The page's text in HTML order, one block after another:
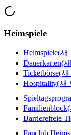
Heimspiele
Heimspiele(새
Dauerkarten(
Ticketbörse(새
Hospitality(새
Familienblock(
Barrierefreie
Fanclub